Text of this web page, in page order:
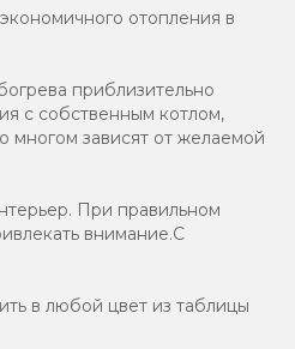
отопления в
приблизительно
с собственным котлом,
многом зависят от желаемой
При правильном
внимание.С
в любой цвет из таблицы